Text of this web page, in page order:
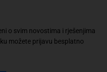
o svim novostima i rješenjima
možete prijavu besplatno